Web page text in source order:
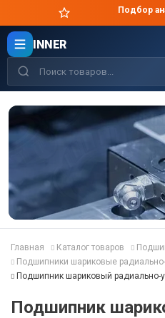
Подбор
INNER
Главная Каталог товаров
Подшипники шариковые
Подшипник шариковый радиально-
Подшипник